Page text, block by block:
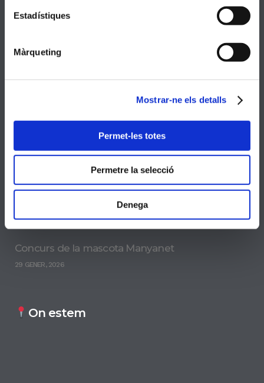
Estadístiques
Màrqueting
Mostrar-ne els detalls
Permet-les totes
Permetre la selecció
Denega
Actualitat
16 JUNY, 2026
Concert de Nadales 2025
Concurs de la mascota Manyanet
29 GENER, 2026
On estem